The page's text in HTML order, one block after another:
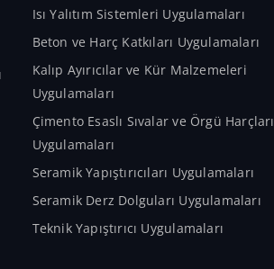
Isı Yalıtım Sistemleri Uygulamaları
Beton ve Harç Katkıları Uygulamaları
Kalıp Ayırıcılar ve Kür Malzemeleri
Uygulamaları
Çimento Esaslı Sıvalar ve Örgü Harçları
Uygulamaları
Seramik Yapıştırıcıları Uygulamaları
Seramik Derz Dolguları Uygulamaları
Teknik Yapıştırıcı Uygulamaları